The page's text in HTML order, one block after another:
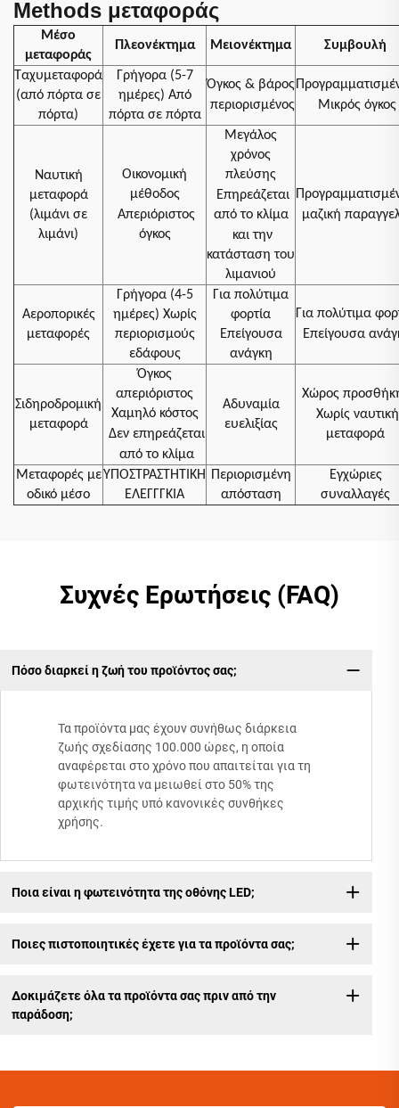
Μethods μεταφοράς
Μέσο
μεταφοράς
Πλεονέκτημα Μειονέκτημα Συμβουλή
Ταχυμεταφορά
(από πόρτα σε
πόρτα)
Γρήγορα (5-7
ημέρες) Από
πόρτα σε πόρτα
Όγκος & βάρος
περιορισμένος
Μικρός όγκος
Ναυτική
μεταφορά
(λιμάνι σε
λιμάνι)
Οικονομική
μέθοδος
Απεριόριστος
όγκος
Μεγάλος
χρόνος
πλεύσης
Επηρεάζεται
από το κλίμα
και την
κατάσταση του
λιμανιού
μαζική
Αεροπορικές
μεταφορές
Γρήγορα (4-5
ημέρες) Χωρίς
περιορισμούς
εδάφους
Για πολύτιμα
φορτία
Επείγουσα
ανάγκη
Για πολύτιμα
Επείγουσα
Σιδηροδρομική
μεταφορά
Όγκος
απεριόριστος
Χαμηλό κόστος
Δεν επηρεάζεται
από το κλίμα
Αδυναμία
ευελιξίας
Χώρος
Χωρίς ναυτική
μεταφορά
Μεταφορές με
οδικό μέσο
ΥΠΟΣΤΡΑΣΤΗΤΙΚΗ
ΕΛΕΓΓΓΚΙΑ
Περιορισμένη
απόσταση
Εγχώριες
συναλλαγές
Συχνές Ερωτήσεις (FAQ)
Πόσο διαρκεί η ζωή του προϊόντος σας;
Τα προϊόντα μας έχουν συνήθως διάρκεια
ζωής σχεδίασης 100.000 ώρες, η οποία
αναφέρεται στο χρόνο που απαιτείται για τη
φωτεινότητα να μειωθεί στο 50% της
αρχικής τιμής υπό κανονικές συνθήκες
χρήσης.
Ποια είναι η φωτεινότητα της οθόνης LED;
Ποιες πιστοποιητικές έχετε για τα προϊόντα σας;
Δοκιμάζετε όλα τα προϊόντα σας πριν από την
παράδοση;